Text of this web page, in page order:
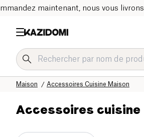
maintenant, nous vous livrons
Accessoires Cuisine Maison
Maison
Notre catalogue bio
Accueil
Accessoires cuisine